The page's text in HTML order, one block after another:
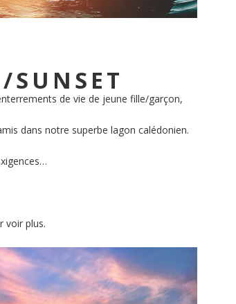
SUNSET
de vie de jeune fille/garçon,
dans notre superbe lagon calédonien.
voir plus.